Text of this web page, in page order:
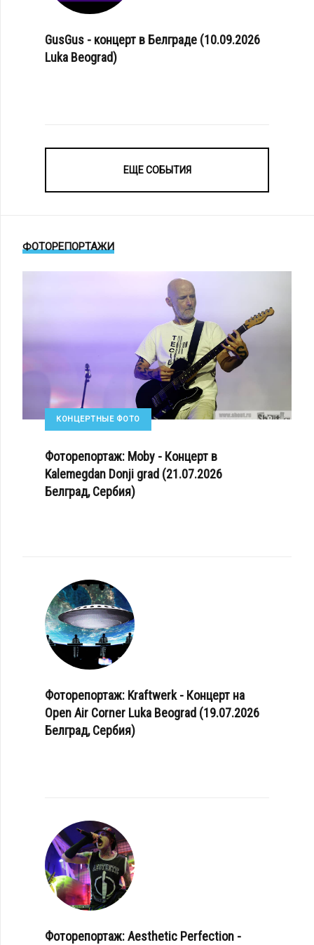
GusGus - концерт в Белграде (10.09.2026
Luka Beograd)
ЕЩЕ СОБЫТИЯ
ФОТОРЕПОРТАЖИ
КОНЦЕРТНЫЕ ФОТО
Фоторепортаж: Moby - Концерт в
Kalemegdan Donji grad (21.07.2026
Белград, Сербия)
Фоторепортаж: Kraftwerk - Концерт на
Open Air Corner Luka Beograd (19.07.2026
Белград, Сербия)
Фоторепортаж: Aesthetic Perfection -